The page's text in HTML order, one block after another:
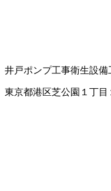
井戸ポンプ工事衛生設備
東京都港区芝公園１丁目